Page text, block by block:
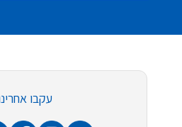
עקבו אחרינו: